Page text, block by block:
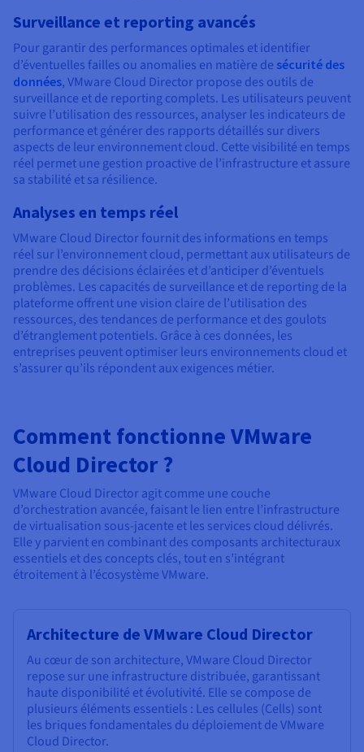
Surveillance et reporting avancés
Pour garantir des performances optimales et identifier
d’éventuelles failles ou anomalies en matière de sécurité des
données, VMware Cloud Director propose des outils de
surveillance et de reporting complets. Les utilisateurs peuvent
suivre l’utilisation des ressources, analyser les indicateurs de
performance et générer des rapports détaillés sur divers
aspects de leur environnement cloud. Cette visibilité en temps
réel permet une gestion proactive de l’infrastructure et assure
sa stabilité et sa résilience.
Analyses en temps réel
VMware Cloud Director fournit des informations en temps
réel sur l’environnement cloud, permettant aux utilisateurs de
prendre des décisions éclairées et d’anticiper d’éventuels
problèmes. Les capacités de surveillance et de reporting de la
plateforme offrent une vision claire de l’utilisation des
ressources, des tendances de performance et des goulots
d’étranglement potentiels. Grâce à ces données, les
entreprises peuvent optimiser leurs environnements cloud et
s’assurer qu’ils répondent aux exigences métier.
Comment fonctionne VMware
Cloud Director ?
VMware Cloud Director agit comme une couche
d’orchestration avancée, faisant le lien entre l’infrastructure
de virtualisation sous-jacente et les services cloud délivrés.
Elle y parvient en combinant des composants architecturaux
essentiels et des concepts clés, tout en s’intégrant
étroitement à l’écosystème VMware.
Architecture de VMware Cloud Director
Au cœur de son architecture, VMware Cloud Director
repose sur une infrastructure distribuée, garantissant
haute disponibilité et évolutivité. Elle se compose de
plusieurs éléments essentiels : Les cellules (Cells) sont
les briques fondamentales du déploiement de VMware
Cloud Director.